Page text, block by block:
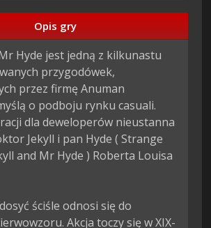
Opis gry
Hyde jest jedną z kilkunastu
przygodówek,
przez firmę Anuman
o podboju rynku casuali.
dla deweloperów nieustanna
Jekyll i pan Hyde ( Strange
and Mr Hyde ) Roberta Louisa
ściśle odnosi się do
Akcja toczy się w XIX-